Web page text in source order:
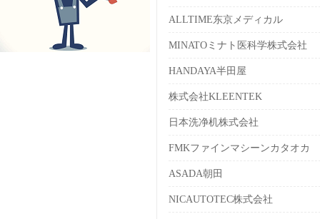
ALLTIME东京メディカル
MINATOミナト医科学株式会社
HANDAYA半田屋
株式会社KLEENTEK
日本洗净机株式会社
FMKファインマシーンカタオカ
ASADA朝田
NICAUTOTEC株式会社